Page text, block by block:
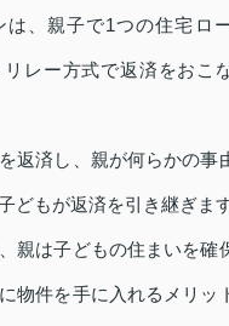
は、親子で1つの住宅ロ
リレー方式で返済をおこ
返済し、親が何らかの事
どもが返済を引き継ぎます
親は子どもの住まいを確
物件を手に入れるメリッ